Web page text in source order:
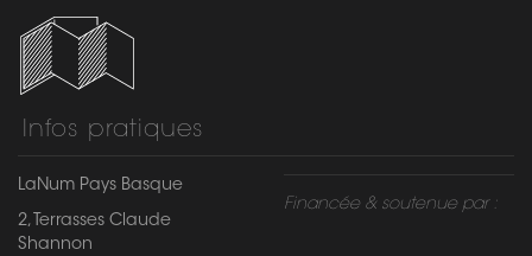
Infos pratiques
LaNum Pays Basque
2, Terrasses Claude
Shannon
Financée & soutenue par :